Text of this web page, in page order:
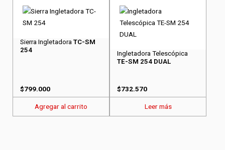
Sierra Ingletadora TC-SM
254
$799.000
Agregar al carrito
Ingletadora Telescópica
TE-SM 254 DUAL
$732.570
Leer más